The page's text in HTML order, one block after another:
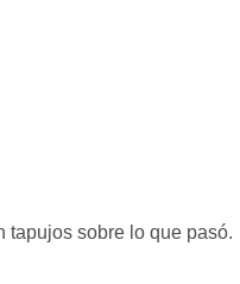
tapujos sobre lo que pasó.